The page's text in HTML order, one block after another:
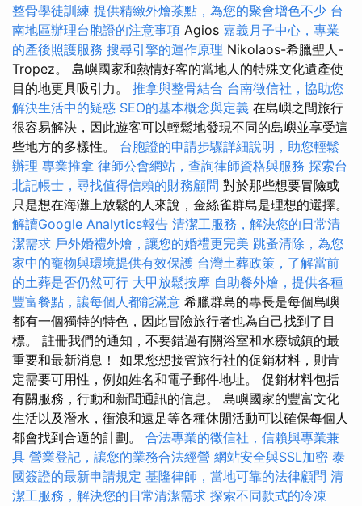
整骨學徒訓練 提供精緻外燴茶點，為您的聚會增色不少 台
南地區辦理台胞證的注意事項 Agios 嘉義月子中心，專業
的產後照護服務 搜尋引擎的運作原理 Nikolaos-希臘聖人-
Tropez。 島嶼國家和熱情好客的當地人的特殊文化遺產使
目的地更具吸引力。 推拿與整骨結合 台南徵信社，協助您
解決生活中的疑惑 SEO的基本概念與定義 在島嶼之間旅行
很容易解決，因此遊客可以輕鬆地發現不同的島嶼並享受這
些地方的多樣性。 台胞證的申請步驟詳細說明，助您輕鬆
辦理 專業推拿 律師公會網站，查詢律師資格與服務 探索台
北記帳士，尋找值得信賴的財務顧問 對於那些想要冒險或
只是想在海灘上放鬆的人來說，金絲雀群島是理想的選擇。
解讀Google Analytics報告 清潔工服務，解決您的日常清
潔需求 戶外婚禮外燴，讓您的婚禮更完美 跳蚤清除，為您
家中的寵物與環境提供有效保護 台灣土葬政策，了解當前
的土葬是否仍然可行 大甲放鬆按摩 自助餐外燴，提供各種
豐富餐點，讓每個人都能滿意 希臘群島的專長是每個島嶼
都有一個獨特的特色，因此冒險旅行者也為自己找到了目
標。 註冊我們的通知，不要錯過有關浴室和水療城鎮的最
重要和最新消息！ 如果您想接管旅行社的促銷材料，則肯
定需要可用性，例如姓名和電子郵件地址。 促銷材料包括
有關服務，行動和新聞通訊的信息。 島嶼國家的豐富文化
生活以及潛水，衝浪和遠足等各種休閒活動可以確保每個人
都會找到合適的計劃。 合法專業的徵信社，信賴與專業兼
具 營業登記，讓您的業務合法經營 網站安全與SSL加密 泰
國簽證的最新申請規定 基隆律師，當地可靠的法律顧問 清
潔工服務，解決您的日常清潔需求 探索不同款式的冷凍